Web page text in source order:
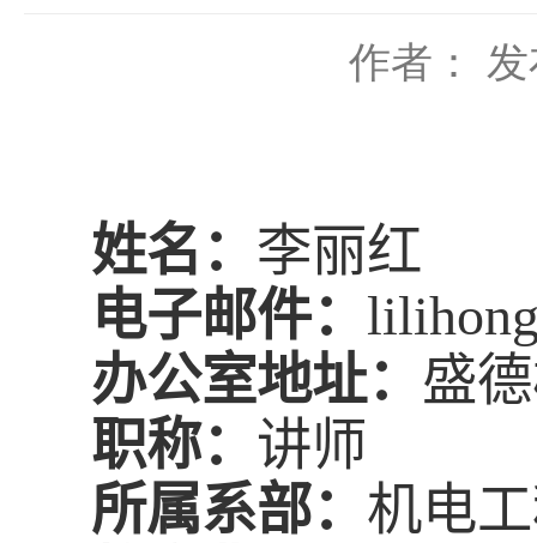
作者：
姓名： 李丽红
电子邮件：
办公室地址： 盛
职称： 讲师
所属系部： 机电